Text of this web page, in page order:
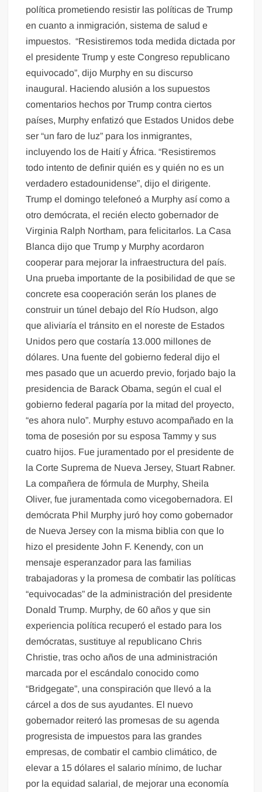
política prometiendo resistir las políticas de Trump
en cuanto a inmigración, sistema de salud e
impuestos. “Resistiremos toda medida dictada por
el presidente Trump y este Congreso republicano
equivocado”, dijo Murphy en su discurso
inaugural. Haciendo alusión a los supuestos
comentarios hechos por Trump contra ciertos
países, Murphy enfatizó que Estados Unidos debe
ser “un faro de luz” para los inmigrantes,
incluyendo los de Haití y África. “Resistiremos
todo intento de definir quién es y quién no es un
verdadero estadounidense”, dijo el dirigente.
Trump el domingo telefoneó a Murphy así como a
otro demócrata, el recién electo gobernador de
Virginia Ralph Northam, para felicitarlos. La Casa
Blanca dijo que Trump y Murphy acordaron
cooperar para mejorar la infraestructura del país.
Una prueba importante de la posibilidad de que se
concrete esa cooperación serán los planes de
construir un túnel debajo del Río Hudson, algo
que aliviaría el tránsito en el noreste de Estados
Unidos pero que costaría 13.000 millones de
dólares. Una fuente del gobierno federal dijo el
mes pasado que un acuerdo previo, forjado bajo la
presidencia de Barack Obama, según el cual el
gobierno federal pagaría por la mitad del proyecto,
“es ahora nulo”. Murphy estuvo acompañado en la
toma de posesión por su esposa Tammy y sus
cuatro hijos. Fue juramentado por el presidente de
la Corte Suprema de Nueva Jersey, Stuart Rabner.
La compañera de fórmula de Murphy, Sheila
Oliver, fue juramentada como vicegobernadora. El
demócrata Phil Murphy juró hoy como gobernador
de Nueva Jersey con la misma biblia con que lo
hizo el presidente John F. Kenendy, con un
mensaje esperanzador para las familias
trabajadoras y la promesa de combatir las políticas
“equivocadas” de la administración del presidente
Donald Trump. Murphy, de 60 años y que sin
experiencia política recuperó el estado para los
demócratas, sustituye al republicano Chris
Christie, tras ocho años de una administración
marcada por el escándalo conocido como
“Bridgegate”, una conspiración que llevó a la
cárcel a dos de sus ayudantes. El nuevo
gobernador reiteró las promesas de su agenda
progresista de impuestos para las grandes
empresas, de combatir el cambio climático, de
elevar a 15 dólares el salario mínimo, de luchar
por la equidad salarial, de mejorar una economía